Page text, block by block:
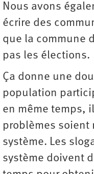
Nous avons
écrire des
que la commune
pas les élections.
Ça donne une
population
en même temps,
problèmes soient
système. Les
système doivent